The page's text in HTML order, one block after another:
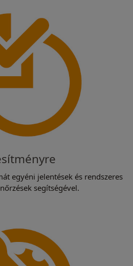
egyéni jelentések és rendszeres
segítségével.